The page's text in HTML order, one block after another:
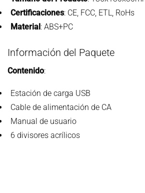
Certificaciones: CE, FCC, ETL, RoHs
Material: ABS+PC
Información del Paquete
Contenido:
Estación de carga USB
Cable de alimentación de CA
Manual de usuario
6 divisores acrílicos